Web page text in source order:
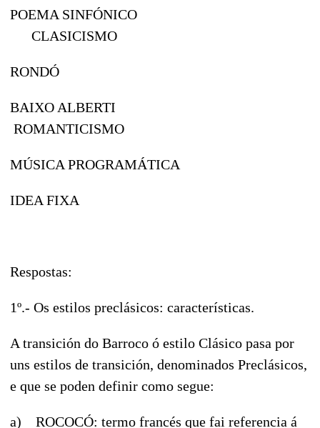
POEMA SINFÓNICO
CLASICISMO
RONDÓ
BAIXO ALBERTI
ROMANTICISMO
MÚSICA PROGRAMÁTICA
IDEA FIXA
Respostas:
1º.- Os estilos preclásicos: características.
A transición do Barroco ó estilo Clásico pasa por
uns estilos de transición, denominados Preclásicos,
e que se poden definir como segue:
a) ROCOCÓ: termo francés que fai referencia á